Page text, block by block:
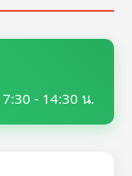
7:30 - 14:30 น.